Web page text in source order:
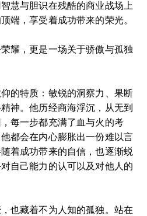
慧与胆识在残酷的商业战场上
端，享受着成功带来的荣光。
耀，更是一场关于骄傲与孤独
的特质：敏锐的洞察力、果断
神。他历经商海浮沉，从无到
每一步都充满了血与火的考
都会在内心膨胀出一份难以言
着成功带来的自信，也逐渐蜕
自己能力的认可以及对他人的
也藏着不为人知的孤独。站在